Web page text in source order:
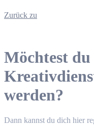
Zurück zu
Möchtest du
werden?
Dann kannst du dich hier